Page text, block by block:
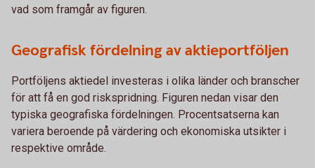
vad som framgår av figuren.
Geografisk fördelning av aktieportföljen
Portföljens aktiedel investeras i olika länder och branscher
för att få en god riskspridning. Figuren nedan visar den
typiska geografiska fördelningen. Procentsatserna kan
variera beroende på värdering och ekonomiska utsikter i
respektive område.